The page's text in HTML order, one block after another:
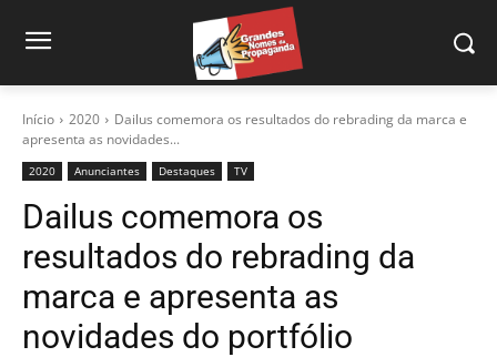
Início 2020
Dailus comemora os resultados do rebrading da marca e
apresenta as novidades...
2020 Anunciantes Destaques TV
Dailus comemora os
resultados do rebrading da
marca e apresenta as
novidades do portfólio